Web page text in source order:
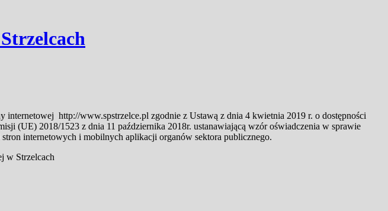
internetowej http://www.spstrzelce.pl zgodnie z Ustawą z dnia 4 kwietnia 2019 r. o dostępności
(UE) 2018/1523 z dnia 11 października 2018r. ustanawiającą wzór oświadczenia w sprawie
internetowych i mobilnych aplikacji organów sektora publicznego.
w Strzelcach